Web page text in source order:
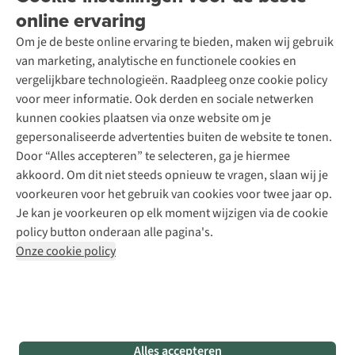
online ervaring
Om je de beste online ervaring te bieden, maken wij gebruik
van marketing, analytische en functionele cookies en
vergelijkbare technologieën. Raadpleeg onze cookie policy
voor meer informatie. Ook derden en sociale netwerken
kunnen cookies plaatsen via onze website om je
gepersonaliseerde advertenties buiten de website te tonen.
Door “Alles accepteren” te selecteren, ga je hiermee
akkoord. Om dit niet steeds opnieuw te vragen, slaan wij je
voorkeuren voor het gebruik van cookies voor twee jaar op.
Je kan je voorkeuren op elk moment wijzigen via de cookie
policy button onderaan alle pagina's.
Onze cookie policy
Alles accepteren
Contact
Over A.S.Adventure
Toegankelijkheidsverklaring
Wasservice
Schoenonderhoud
Schoenherstelling
Kledingherstelling
Retouches
Voor bedrijven
Podcast
Explore Academy
Explore Camp
Gear Check
Inspiratie & advies
Meld je aan voor de nieuwsbrief
Follow us
Disclaimer Privacy Policy
Algemene voorwaarden
Cookie Policy